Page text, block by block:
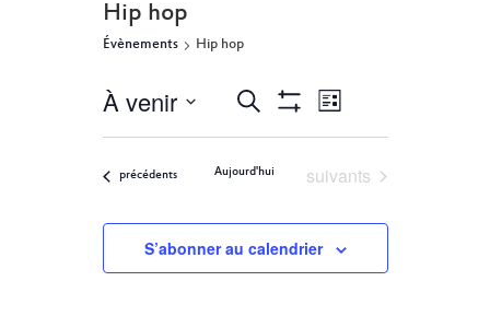
Hip hop
Évènements Hip hop
RECHERCHE
ET
NAVIGATION
DE
VUES
Recherche
Filters
NAVIGATION
VUES
ÉVÈNEMENT
Liste
À venir
date.
Évènements
précédents Aujourd'hui Évènements
suivants
S’abonner au calendrier